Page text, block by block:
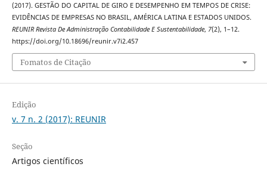
(2017). GESTÃO DO CAPITAL DE GIRO E DESEMPENHO EM TEMPOS DE CRISE:
EVIDÊNCIAS DE EMPRESAS NO BRASIL, AMÉRICA LATINA E ESTADOS UNIDOS.
REUNIR Revista De Administração Contabilidade E Sustentabilidade, 7(2), 1–12.
https://doi.org/10.18696/reunir.v7i2.457
Fomatos de Citação
Edição
v. 7 n. 2 (2017): REUNIR
Seção
Artigos científicos